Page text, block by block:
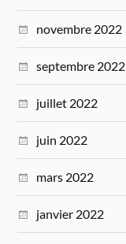
novembre 2022
septembre 2022
juillet 2022
juin 2022
mars 2022
janvier 2022